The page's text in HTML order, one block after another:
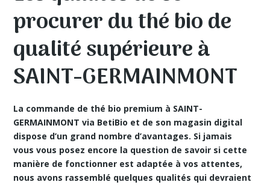
procurer du thé bio de
qualité supérieure à
SAINT-GERMAINMONT
La commande de thé bio premium à SAINT-
GERMAINMONT via BetiBio et de son magasin digital
dispose d’un grand nombre d’avantages. Si jamais
vous vous posez encore la question de savoir si cette
manière de fonctionner est adaptée à vos attentes,
nous avons rassemblé quelques qualités qui devraient